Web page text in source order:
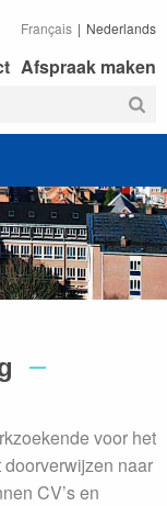
Français Nederlands
Afspraak maken
voor het
naar
CV’s en